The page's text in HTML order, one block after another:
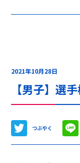
2021年10月28日
【男子】選
つぶやく